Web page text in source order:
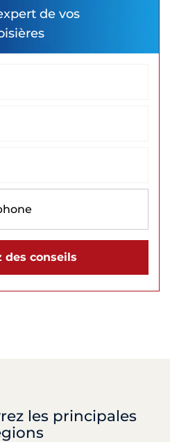
de vos
des conseils
les principales